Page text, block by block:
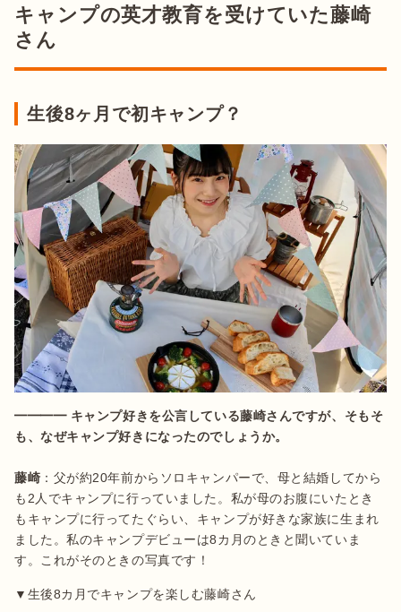
キャンプの英才教育を受けていた藤崎
さん
生後8ヶ月で初キャンプ？
━━━━ キャンプ好きを公言している藤崎さんですが、そもそ
藤崎 ：父が約20年前からソロキャンパーで、母と結婚してから
も2人でキャンプに行っていました。私が母のお腹にいたとき
もキャンプに行ってたぐらい、キャンプが好きな家族に生まれ
ました。私のキャンプデビューは8カ月のときと聞いていま
す。これがそのときの写真です！
▼生後8カ月でキャンプを楽しむ藤崎さん